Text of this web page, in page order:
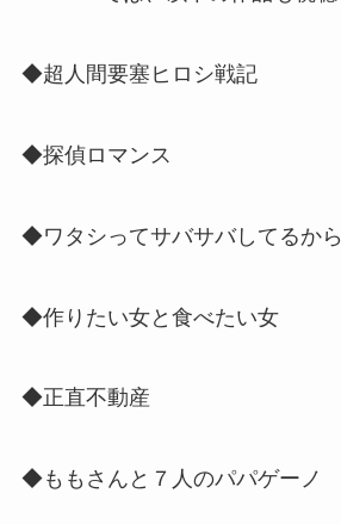
◆超人間要塞ヒロシ戦記
◆探偵ロマンス
◆ワタシってサバサバしてるから
◆作りたい女と食べたい女
◆正直不動産
◆ももさんと７人のパパゲーノ